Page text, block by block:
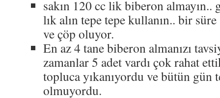
sakın 120 cc lik biberon
lık alın tepe tepe kullanın.. bir
ve çöp oluyor.
En az 4 tane biberon almanızı
zamanlar 5 adet vardı çok rahat
topluca yıkanıyordu ve bütün
olmuyordu.